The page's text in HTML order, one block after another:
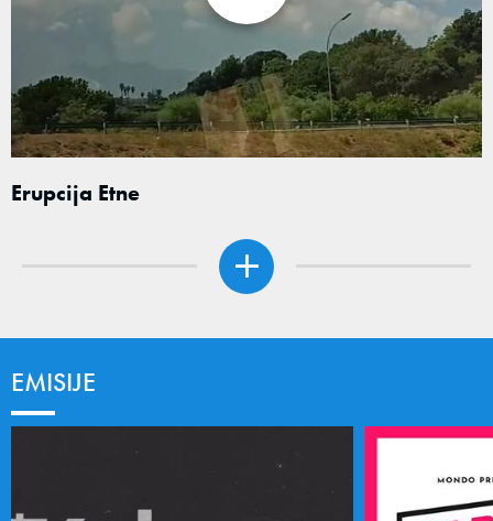
Erupcija Etne
EMISIJE